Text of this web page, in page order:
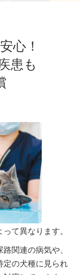
心！
患も
て異なります。
関連の病気や、
定の犬種に見られ